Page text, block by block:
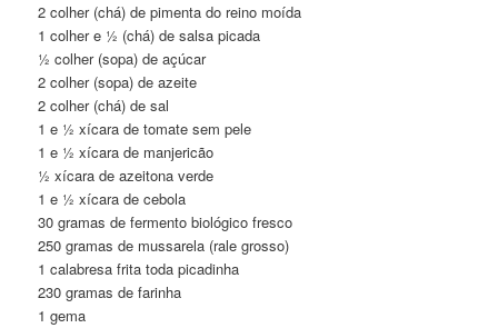
2 colher (chá) de pimenta do reino moída
1 colher e ½ (chá) de salsa picada
½ colher (sopa) de açúcar
2 colher (sopa) de azeite
2 colher (chá) de sal
1 e ½ xícara de tomate sem pele
1 e ½ xícara de manjericão
½ xícara de azeitona verde
1 e ½ xícara de cebola
30 gramas de fermento biológico fresco
250 gramas de mussarela (rale grosso)
1 calabresa frita toda picadinha
230 gramas de farinha
1 gema